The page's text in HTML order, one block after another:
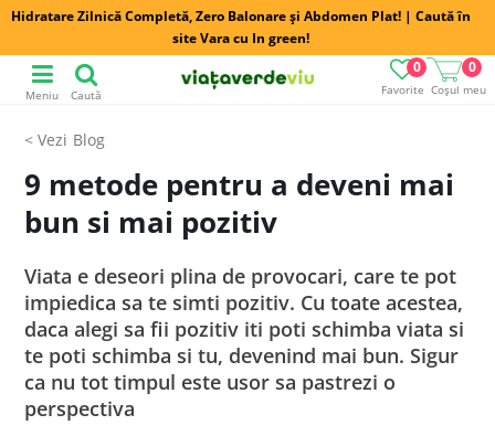
Hidratare Zilnică Completă, Zero Balonare și Abdomen Plat! | Caută în
site Vara cu In green!
Favorite
0
Coșul meu
0
Meniu Caută
Blog
9 metode pentru a deveni mai
bun si mai pozitiv
Viata e deseori plina de provocari, care te pot
impiedica sa te simti pozitiv. Cu toate acestea,
daca alegi sa fii pozitiv iti poti schimba viata si
te poti schimba si tu, devenind mai bun. Sigur
ca nu tot timpul este usor sa pastrezi o
perspectiva